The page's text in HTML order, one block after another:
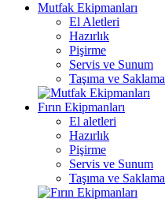
Mutfak Ekipmanları
El Aletleri
Hazırlık
Pişirme
Servis ve Sunum
Taşıma ve Saklama
Fırın Ekipmanları
El aletleri
Hazırlık
Pişirme
Servis ve Sunum
Taşıma ve Saklama